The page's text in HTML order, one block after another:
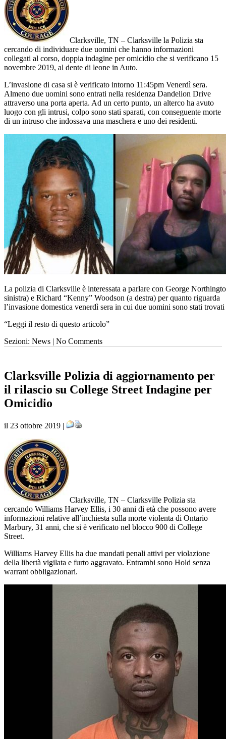
Clarksville, TN – Clarksville la Polizia sta
cercando di individuare due uomini che hanno informazioni
collegati al corso, doppia indagine per omicidio che si verificano 15
novembre 2019, al dente di leone in Auto.
L’invasione di casa si è verificato intorno 11:45pm Venerdì sera.
Almeno due uomini sono entrati nella residenza Dandelion Drive
attraverso una porta aperta. Ad un certo punto, un alterco ha avuto
luogo con gli intrusi, colpo sono stati sparati, con conseguente morte
di un intruso che indossava una maschera e uno dei residenti.
La polizia di Clarksville è interessata a parlare con George
sinistra) e Richard “Kenny” Woodson (a destra) per quanto riguarda
l’invasione domestica venerdì sera in cui due uomini sono stati
“Leggi il resto di questo articolo”
Sezioni: News | No Comments
Clarksville Polizia di aggiornamento per
il rilascio su College Street Indagine per
Omicidio
il 23 ottobre 2019 |
Clarksville, TN – Clarksville Polizia sta
cercando Williams Harvey Ellis, i 30 anni di età che possono avere
informazioni relative all’inchiesta sulla morte violenta di Ontario
Marbury, 31 anni, che si è verificato nel blocco 900 di College
Street.
Williams Harvey Ellis ha due mandati penali attivi per violazione
della libertà vigilata e furto aggravato. Entrambi sono Hold senza
warrant obbligazionari.